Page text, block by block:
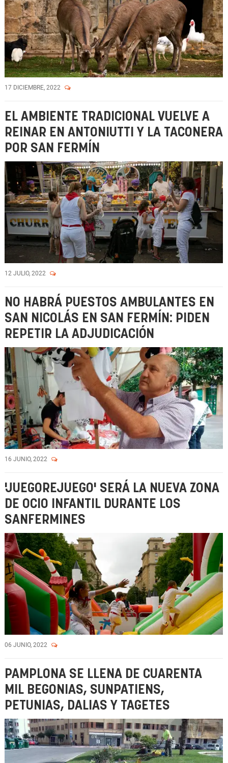
17 DICIEMBRE, 2022
EL AMBIENTE TRADICIONAL VUELVE A
REINAR EN ANTONIUTTI Y LA TACONERA
POR SAN FERMÍN
12 JULIO, 2022
NO HABRÁ PUESTOS AMBULANTES EN
SAN NICOLÁS EN SAN FERMÍN: PIDEN
REPETIR LA ADJUDICACIÓN
16 JUNIO, 2022
'JUEGOREJUEGO' SERÁ LA NUEVA ZONA
DE OCIO INFANTIL DURANTE LOS
SANFERMINES
06 JUNIO, 2022
PAMPLONA SE LLENA DE CUARENTA
MIL BEGONIAS, SUNPATIENS,
PETUNIAS, DALIAS Y TAGETES